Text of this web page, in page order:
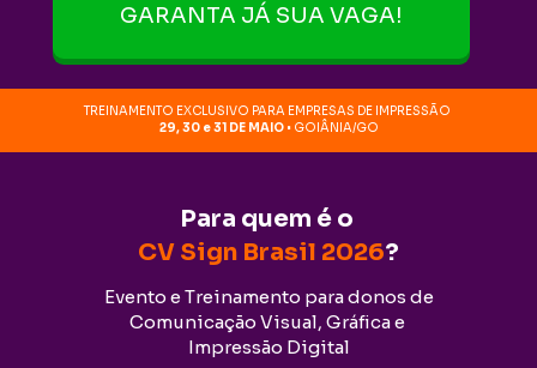
GARANTA JÁ SUA VAGA!
TREINAMENTO EXCLUSIVO PARA EMPRESAS DE IMPRESSÃO
29, 30 e 31 DE MAIO • GOIÂNIA/GO
Para quem é o
CV Sign Brasil 2026?
Evento e Treinamento para donos de
Comunicação Visual, Gráfica e
Impressão Digital